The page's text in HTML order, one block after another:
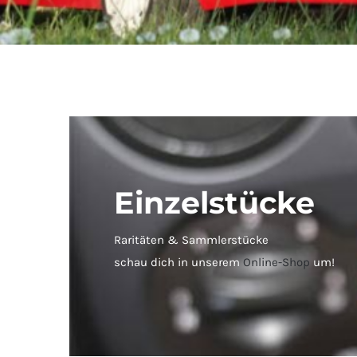
Einzelstücke
Raritäten & Sammlerstücke
schau dich in unseremOnline-Shop um!